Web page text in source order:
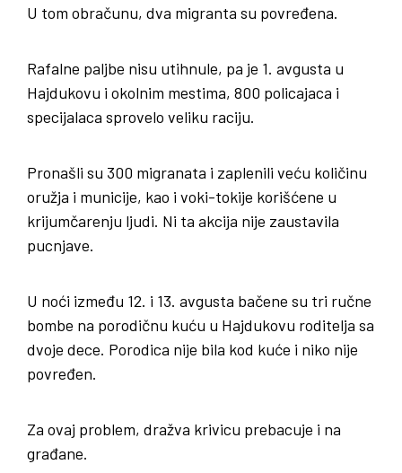
U tom obračunu, dva migranta su povređena.
Rafalne paljbe nisu utihnule, pa je 1. avgusta u
Hajdukovu i okolnim mestima, 800 policajaca i
specijalaca sprovelo veliku raciju.
Pronašli su 300 migranata i zaplenili veću količinu
oružja i municije, kao i voki-tokije korišćene u
krijumčarenju ljudi. Ni ta akcija nije zaustavila
pucnjave.
U noći između 12. i 13. avgusta bačene su tri ručne
bombe na porodičnu kuću u Hajdukovu roditelja sa
dvoje dece. Porodica nije bila kod kuće i niko nije
povređen.
Za ovaj problem, dražva krivicu prebacuje i na
građane.